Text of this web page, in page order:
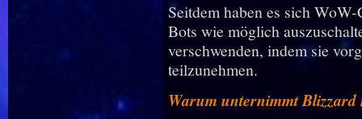
Seitdem haben es sich
Bots wie möglich
verschwenden, indem sie
teilzunehmen.
Warum unternimmt Blizzard